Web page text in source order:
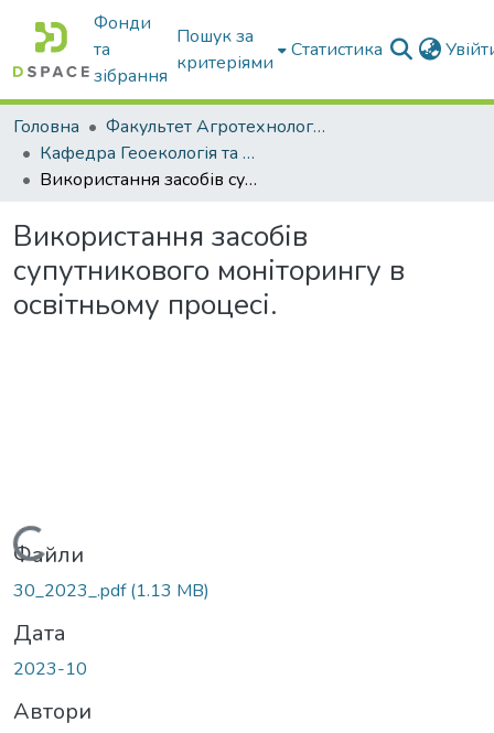
Фонди
та
зібрання
Пошук за
критеріями
Статистика
Головна
Факультет Агротехнологій та екології
Кафедра Геоекологія та землеустрій
Використання засобів супутникового моніторингу в освітньому процесі.
Використання засобів
супутникового моніторингу в
освітньому процесі.
Вантажиться...
Файли
30_2023_.pdf(1.13 MB)
Дата
2023-10
Автори